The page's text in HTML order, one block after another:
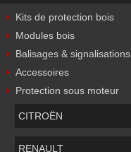
Kits de protection bois
Modules bois
Balisages & signalisations
Accessoires
Protection sous moteur
CITROËN
RENAULT